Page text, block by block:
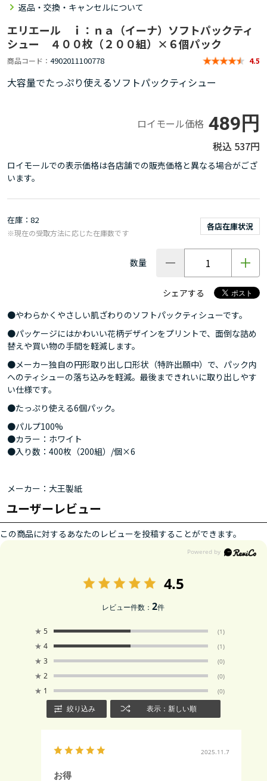
返品・交換・キャンセルについて
エリエール ｉ：ｎａ（イーナ）ソフトパックティ
シュー ４００枚（２００組）×６個パック
商品コード 4902011100778 4.5
大容量でたっぷり使えるソフトパックティシュー
ロイモール価格 489円
537円
ロイモールでの表示価格は各店舗での販売価格と異なる場合がござ
います。
在庫 82
各店在庫状況
※現在の受取方法に応じた在庫数です
数量
シェアする
●やわらかくやさしい肌ざわりのソフトパックティシューです。
●パッケージにはかわいい花柄デザインをプリントで、面倒な詰め
替えや買い物の手間を軽減します。
●メーカー独自の円形取り出し口形状（特許出願中）で、パック内
へのティシューの落ち込みを軽減。最後まできれいに取り出しやす
い仕様です。
●たっぷり使える6個パック。
●パルプ100%
●カラー：ホワイト
●入り数：400枚（200組）/個×6
メーカー：大王製紙
ユーザーレビュー
この商品に対するあなたのレビューを投稿することができます。
4.5
レビュー件数：2件
★ 5 (1)
★ 4 (1)
★ 3 (0)
★ 2 (0)
★ 1 (0)
絞り込み 表示：新しい順
2025.11.7
お得